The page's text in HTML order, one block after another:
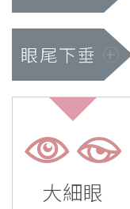
眼尾下垂
大細眼